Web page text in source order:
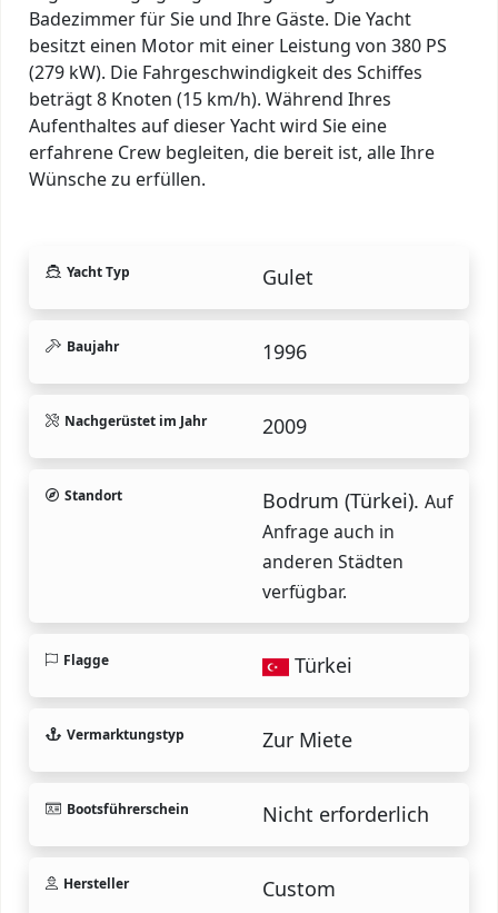
Badezimmer für Sie und Ihre Gäste. Die Yacht
besitzt einen Motor mit einer Leistung von 380 PS
(279 kW). Die Fahrgeschwindigkeit des Schiffes
beträgt 8 Knoten (15 km/h). Während Ihres
Aufenthaltes auf dieser Yacht wird Sie eine
erfahrene Crew begleiten, die bereit ist, alle Ihre
Wünsche zu erfüllen.
Yacht Typ Gulet
Baujahr 1996
Nachgerüstet im Jahr 2009
Standort Bodrum (Türkei). Auf
Anfrage auch in
anderen Städten
verfügbar.
Flagge Türkei
Vermarktungstyp Zur Miete
Bootsführerschein Nicht erforderlich
Hersteller Custom